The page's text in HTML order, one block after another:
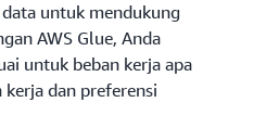
untuk mendukung
AWS Glue, Anda
untuk beban kerja apa
dan preferensi